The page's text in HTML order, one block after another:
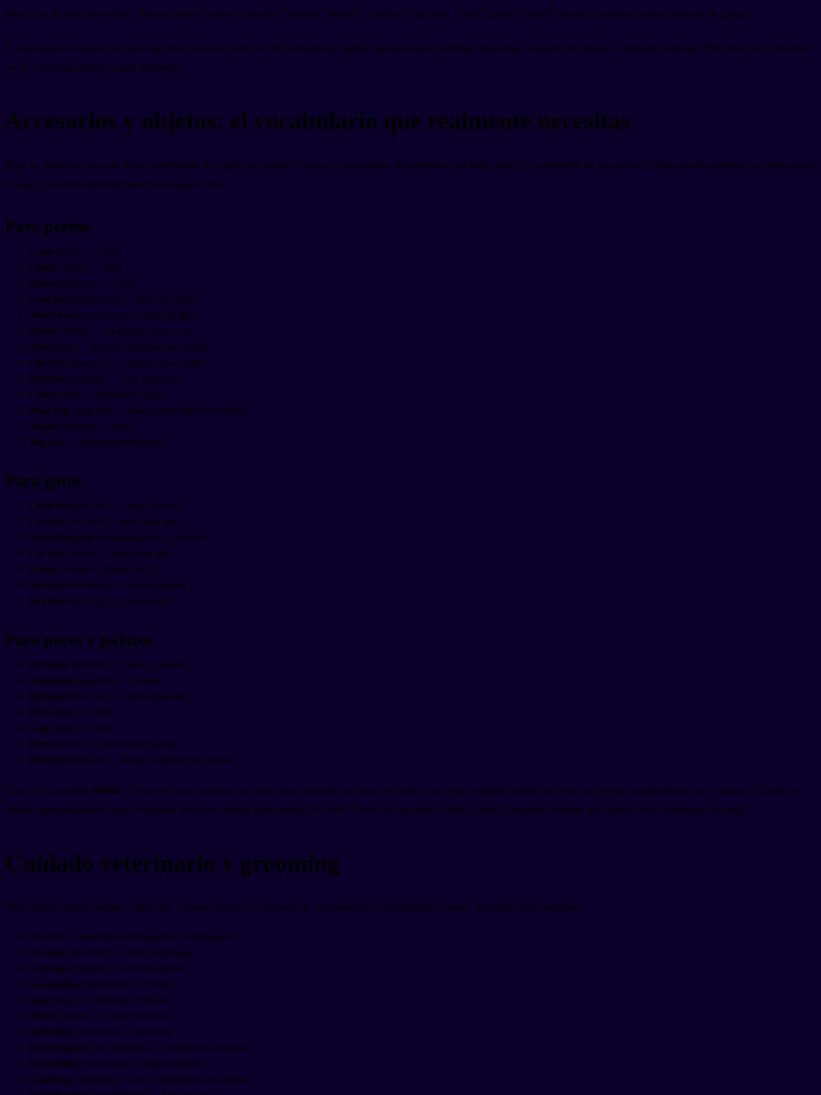
lista ya te da una base sólida. Puedes añadir "horse" (caballo), "donkey" (burro), "chicken" (gallina), "duck" (pato) y "goat" (cabra) si quieres incluir animales de granja.
Y para quienes buscan una lista aún más extensa, como los 50 animales en inglés, solo necesitas combinar mascotas, animales de granja y animales salvajes. Pero hoy nos centramos
en las mascotas y todo lo que las rodea.
Accesorios y objetos: el vocabulario que realmente necesitas
Aquí es donde la mayoría de los estudiantes de inglés se pierden. Conocer los nombres de animales está bien, pero el vocabulario de accesorios y objetos relacionados con mascotas es
lo que te permite mantener una conversación real.
Para perros
Leash (leash) — correa
Collar (collar) — collar
Harness (harness) — arnés
Food bowl (food bowl) — plato de comida
Water bowl (water bowl) — plato de agua
Kibble (kibble) — croquetas o pienso seco
Treat (treat) — premio o golosina para animal
Chew toy (chew toy) — juguete para morder
Dog bed (dog bed) — cama para perro
Crate (crate) — transportín o jaula
Poop bag (poop bag) — bolsa para recoger excrementos
Muzzle (muzzle) — bozal
Tag (tag) — placa de identificación
Para gatos
Litter box (litter box) — caja de arena
Cat litter (cat litter) — arena para gato
Scratching post (scratching post) — rascador
Cat tree (cat tree) — árbol para gato
Catnip (catnip) — hierba gatera
Wet food (wet food) — comida húmeda
Dry food (dry food) — comida seca
Para peces y pájaros
Fish tank (fish tank) — pecera o acuario
Aquarium (aquarium) — acuario
Fish food (fish food) — comida para pez
Filter (filter) — filtro
Cage (cage) — jaula
Perch (perch) — percha (para pájaro)
Birdseed (birdseed) — alpiste o semillas para pájaro
Fíjate en la palabra kibble. Es una de esas palabras que casi nunca enseñan en clase de inglés, pero que cualquier dueño de perro en un país angloparlante usa a diario. "Kibble" se
refiere específicamente a las croquetas secas de comida para animal. Si dices "I need to buy more kibble", todo el mundo entiende que hablas de la comida de tu perro.
Cuidado veterinario y grooming
Otro bloque de vocabulario súper útil. Cuando llevas a tu mascota al veterinario o a la peluquería canina, necesitas estas palabras:
Vet (vet) — veterinario (abreviatura de "veterinarian")
Vet clinic (vet clinic) — clínica veterinaria
Checkup (checkup) — revisión médica
Vaccination (vaccination) — vacuna
Spay (spay) — esterilizar (hembras)
Neuter (neuter) — castrar (machos)
Microchip (microchip) — microchip
Flea treatment (flea treatment) — tratamiento antipulgas
Deworming (deworming) — desparasitación
Grooming (grooming) — aseo o peluquería para animal